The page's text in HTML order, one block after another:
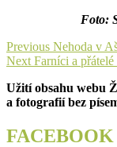
Foto:
Navigace
pro
příspěvek
Previous Previous
post:
Nehoda v
Next Next
Farníci a
Užití obsahu webu
a fotografií bez
FACEBOOK